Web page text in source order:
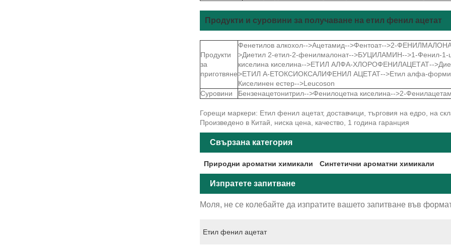
Продукти и суровини за получаване на етил фенил ацетат
Продукти
за
приготвяне
Фенетилов алкохол-->Ацетамид-->Фентоат-->2-
>Диетил 2-етил-2-фенилмалонат-->БУЦИЛАМИН-->1-Фенил-1-
киселина киселина-->ЕТИЛ АЛФА-ХЛОРОФЕНИЛАЦЕТАТ--
>ЕТИЛ А-ЕТОКСИОКСАЛИФЕНИЛ АЦЕТАТ-->Етил алфа-формил
Киселинен естер-->Leucoson
Суровини
Бензенацетонитрил-->Фенилоцетна киселина-->2-
Горещи маркери: Етил фенил ацетат, доставчици, търговия на едро, на
Произведено в Китай, ниска цена, качество, 1 година гаранция
Свързана категория
Природни ароматни химикали Синтетични ароматни химикали
Изпратете запитване
Моля, не се колебайте да изпратите вашето запитване във